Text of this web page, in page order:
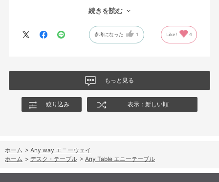
ような椅子はないかなと探し、コクヨの椅子に辿り着きました。
椅子にしては珍しい色で、実際にみていないので不安でしたが杞
憂に終わりました。リビング空間に合っていると思います。
続きを読む
参考になった 1 Like! 4
もっと見る
絞り込み 表示：新しい順
ホーム > Any way エニーウェイ
ホーム > デスク・テーブル > Any Table エニーテーブル